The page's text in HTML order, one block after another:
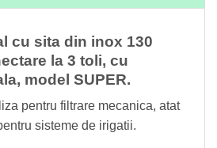
cu sita din inox 130
la 3 toli, cu
model SUPER.
pentru filtrare mecanica, atat
sisteme de irigatii.